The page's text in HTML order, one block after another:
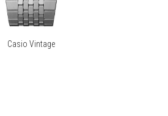
Casio Vintage